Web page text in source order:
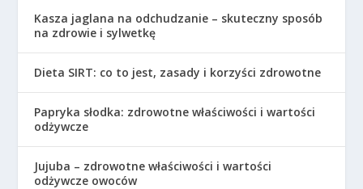
Kasza jaglana na odchudzanie – skuteczny sposób
na zdrowie i sylwetkę
Dieta SIRT: co to jest, zasady i korzyści zdrowotne
Papryka słodka: zdrowotne właściwości i wartości
odżywcze
Jujuba – zdrowotne właściwości i wartości
odżywcze owoców